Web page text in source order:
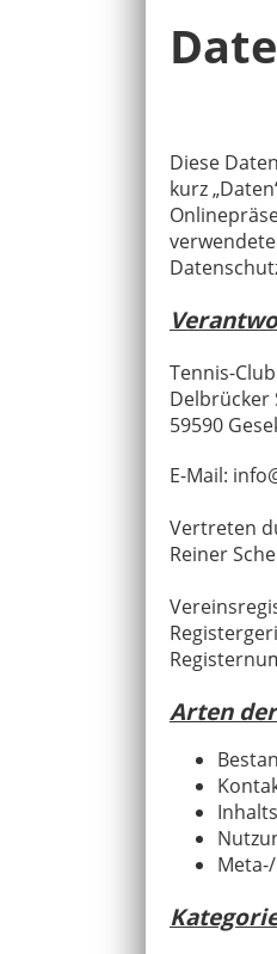
Diese
kurz
Tennis-
Delbrücker
59590
E-Mail:
Vertreten
Reiner
Arten